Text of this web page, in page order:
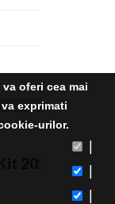
2020
oferi cea mai
exprimati
urilor.